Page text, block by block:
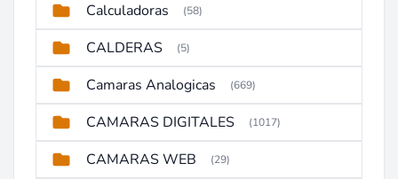
Calculadoras (58)
CALDERAS (5)
Camaras Analogicas (669)
CAMARAS DIGITALES (1017)
CAMARAS WEB (29)